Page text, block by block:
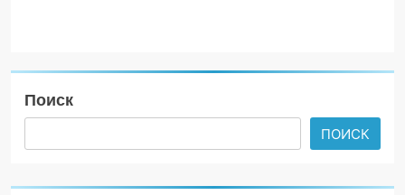
Поиск
ПОИСК